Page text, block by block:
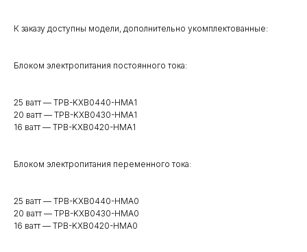
К заказу доступны модели, дополнительно укомплектованные:
Блоком электропитания постоянного тока:
25 ватт — TPB-KXB0440-HMA1
20 ватт — TPB-KXB0430-HMA1
16 ватт — TPB-KXB0420-HMA1
Блоком электропитания переменного тока:
25 ватт — TPB-KXB0440-HMA0
20 ватт — TPB-KXB0430-HMA0
16 ватт — TPB-KXB0420-HMA0